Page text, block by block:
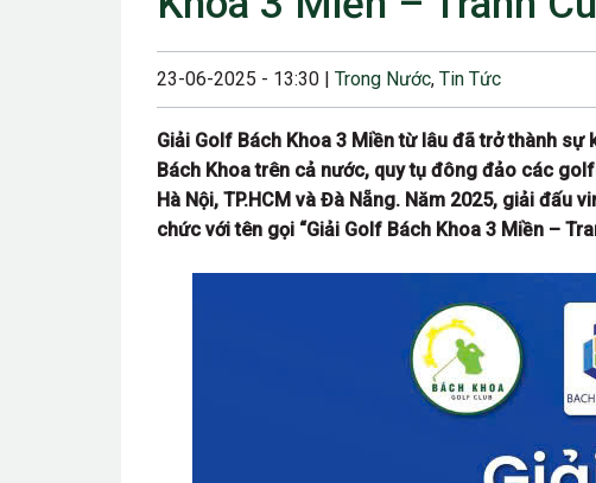
28/06/2024 12:00 chiều
25/04/2024 6:00 sáng
07/03/2024 12:00 chiều
23-06-2025 - 13:30 | Trong Nước, Tin Tức
Giải Golf Bách Khoa 3 Miền từ lâu đã trở thành
Bách Khoa trên cả nước, quy tụ đông đảo các
Hà Nội, TP.HCM và Đà Nẵng. Năm 2025, giải đấu
chức với tên gọi “Giải Golf Bách Khoa 3 Miền –